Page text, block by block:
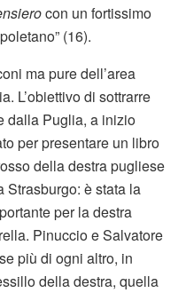
con un fortissimo
(16).
ma pure dell’area
L’obiettivo di sottrarre
dalla Puglia, a inizio
per presentare un libro
della destra pugliese
Strasburgo: è stata la
per la destra
Pinuccio e Salvatore
più di ogni altro, in
della destra, quella